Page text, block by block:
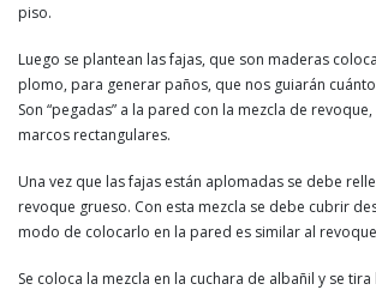
piso.
Luego se plantean las fajas, que son maderas
plomo, para generar paños, que nos guiarán
Son “pegadas” a la pared con la mezcla de
marcos rectangulares.
Una vez que las fajas están aplomadas se debe
revoque grueso. Con esta mezcla se debe cubrir
modo de colocarlo en la pared es similar al
Se coloca la mezcla en la cuchara de albañil y se